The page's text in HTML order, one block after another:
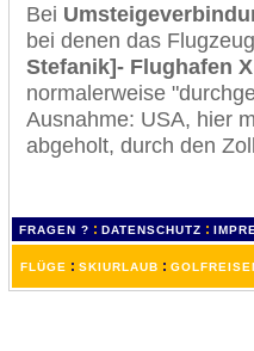
Bei
bei denen das
Stefanik]- Flughafen
normalerweise
Ausnahme: USA, hier
abgeholt, durch den
FRAGEN ? : DATENSCHUTZ :
FLÜGE : SKIURLAUB :